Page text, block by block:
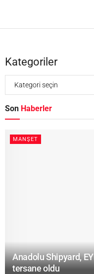
Kategoriler
Son Haberler
MANŞET
Anadolu Shipyard,
tersane oldu